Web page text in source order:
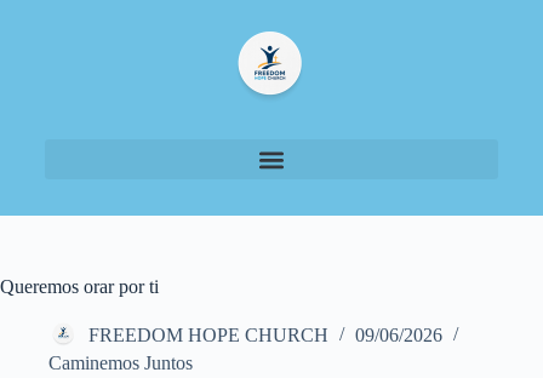
Queremos orar por ti
FREEDOM HOPE CHURCH
09/06/2026
Caminemos Juntos